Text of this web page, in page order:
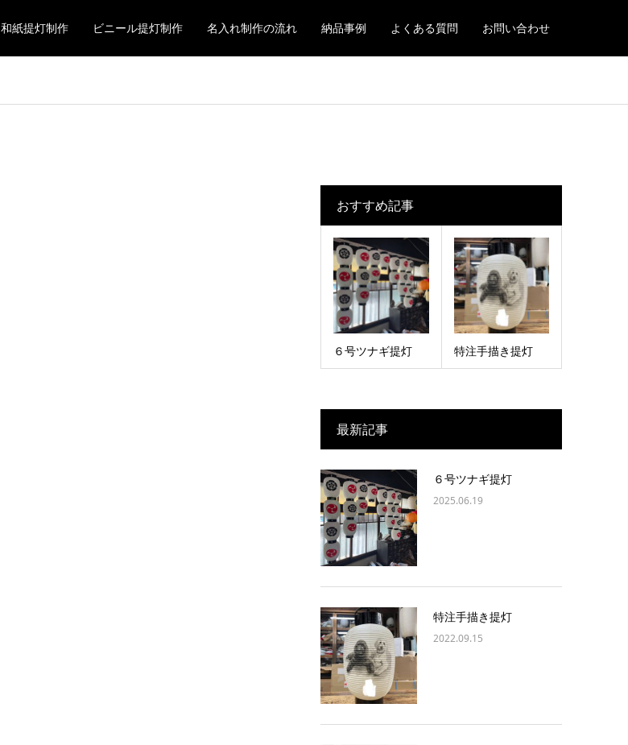
和紙提灯制作 ビニール提灯制作 名入れ制作の流れ 納品事例 よくある質問 お問い合わせ
おすすめ記事
６号ツナギ提灯 特注手描き提灯
最新記事
６号ツナギ提灯
2025.06.19
特注手描き提灯
2022.09.15